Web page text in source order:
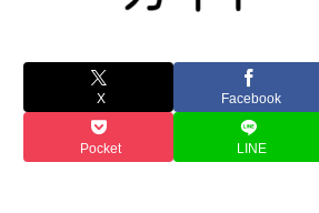
X Facebook
Pocket LINE